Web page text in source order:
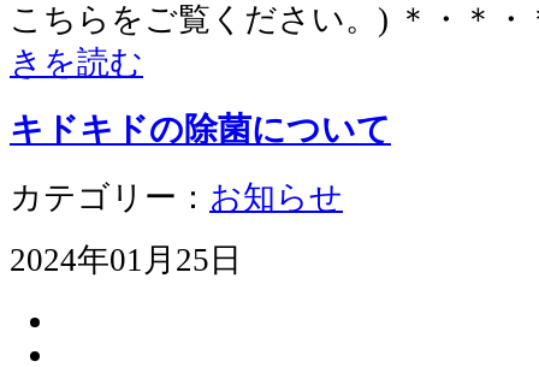
こちらをご覧ください。) ＊・＊
きを読む
キドキドの除菌について
カテゴリー： お知らせ
2024年01月25日